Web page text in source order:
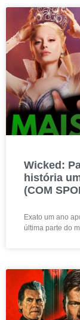
Wicked:
história
(COM
Exato um ano
última parte do